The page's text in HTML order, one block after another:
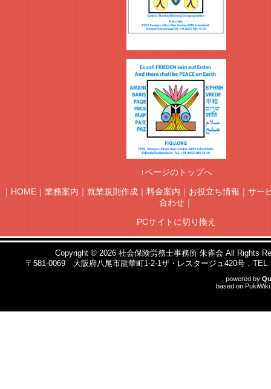
↑ページのトップへ
｜ HOME ｜ 業務案内 ｜ 就業規則作成 ｜ 料金案内 ｜ お役立ち情報 ｜ サー
合わせ ｜
PCサイトに切り換え
Copyright © 2026 社会保険労務士事務所 朱雀会All Rights
〒581-0069 大阪府八尾市龍華町1-2-1ザ・レスタージュ420号，TEL
powered by
based on PukiWiki